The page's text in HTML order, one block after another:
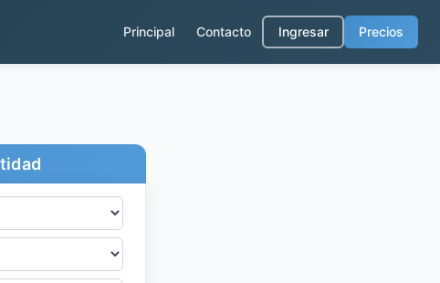
Principal Contacto Ingresar Precios